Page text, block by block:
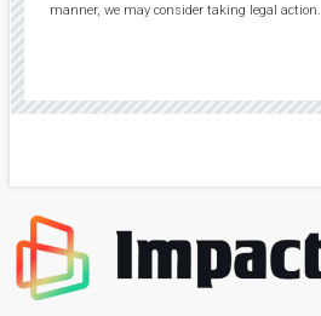
manner, we may consider taking legal action.